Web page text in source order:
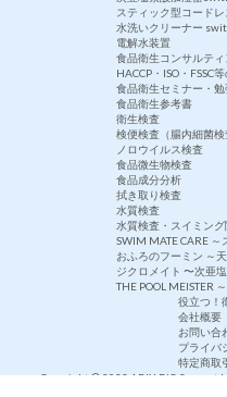
スティック型コード
水洗いクリーナー
電解水装置
食品衛生コンサルティ
HACCP・ISO・FSSC
食品衛生セミナー・勉
食品衛生参考書
衛生検査
検便検査（腸内細菌検
ノロウイルス検査
食品微生物検査
食品成分分析
拭き取り検査
水質検査
水質検査・スイミン
SWIM MATE CARE ～
おふろのフーミン ～
ジクロメイト 〜次亜
THE POOL MEISTER
役立つ！
会社概要
お問い合
プライバ
特定商取
Copyright © 2023 ABIX-BIO Support